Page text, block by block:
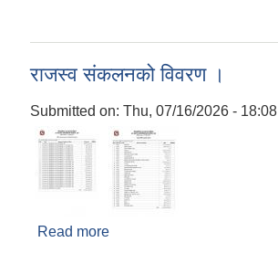
राजस्व संकलनको विवरण ।
Submitted on: Thu, 07/16/2026 - 18:08
Read more